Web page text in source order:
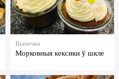
Выпечка
Морковныя кексики ў шкле